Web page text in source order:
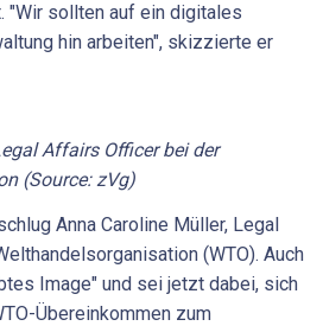
"Wir sollten auf ein digitales
hin arbeiten", skizzierte er
Affairs Officer bei der
(Source: zVg)
Anna Caroline Müller, Legal
(WTO). Auch
Image" und sei jetzt dabei, sich
Übereinkommen zum